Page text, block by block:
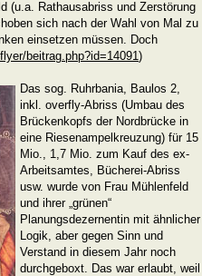
(u.a. Rathausabriss und Zerstörung
sich nach der Wahl von Mal zu
einsetzen müssen. Doch
beitrag.php?id=14091)
Das sog. Ruhrbania, Baulos 2,
inkl. overfly-Abriss (Umbau des
Brückenkopfs der Nordbrücke in
eine Riesenampelkreuzung) für 15
Mio., 1,7 Mio. zum Kauf des ex-
Arbeitsamtes, Bücherei-Abriss
usw. wurde von Frau Mühlenfeld
und ihrer „grünen“
Planungsdezernentin mit ähnlicher
Logik, aber gegen Sinn und
Verstand in diesem Jahr noch
durchgeboxt. Das war erlaubt, weil